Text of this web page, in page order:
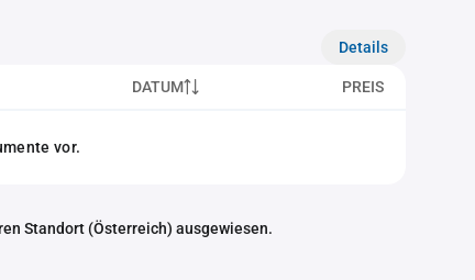
Details
DATUM PREIS
vor.
Standort (Österreich) ausgewiesen.